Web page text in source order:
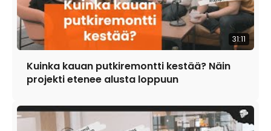
31:11
Kuinka kauan putkiremontti kestää? Näin
projekti etenee alusta loppuun